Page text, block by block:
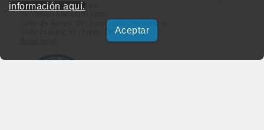
información aquí.
Aceptar
info@beautymarket.es
Calle de Avinyó, 29 - bajos. 08002 Barcelona
Calle Fortuny, 51 - bajos. 28010 Madrid